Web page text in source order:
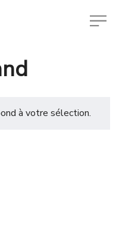
à votre sélection.